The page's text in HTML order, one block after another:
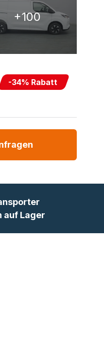
+100
-34% Rabatt
auf Lager